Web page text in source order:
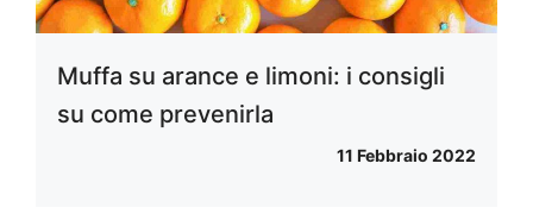
Muffa su arance e limoni: i consigli
su come prevenirla
11 Febbraio 2022